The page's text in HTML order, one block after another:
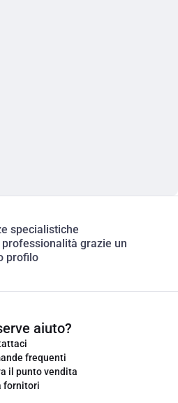
specialistiche
grazie un
profilo
aiuto?
frequenti
il punto vendita
fornitori